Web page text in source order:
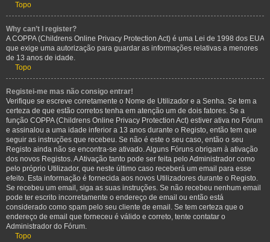
Topo
Why can’t I register?
A COPPA (Childrens Online Privacy Protection Act) é uma Lei de 1998 dos EUA
que exige uma autorização para guardar as informações relativas a menores
de 13 anos de idade.
Topo
Registei-me mas não consigo entrar!
Verifique se escreve corretamente o Nome de Utilizador e a Senha. Se tem a
certeza de que estão corretos tenha em atenção um de dois fatores. Se a
função COPPA (Childrens Online Privacy Protection Act) estiver ativa no Fórum
e assinalou a uma idade inferior a 13 anos durante o Registo, então tem que
seguir as instruções que recebeu. Se não é este o seu caso, então o seu
Registo ainda não se encontra-se ativado. Alguns Fóruns obrigam à ativação
dos novos Registos. A Ativação tanto pode ser feita pelo Administrador como
pelo próprio Utilizador, que neste último caso receberá um email para esse
efeito. Esta informação é fornecida aos novos Utilizadores durante o Registo.
Se recebeu um email, siga as suas instruções. Se não recebeu nenhum email
pode ter escrito incorretamente o endereço de email ou então está
considerado como spam pelo seu cliente de email. Se tem certeza que o
endereço de email que forneceu é válido e correto, tente contatar o
Administrador do Fórum.
Topo